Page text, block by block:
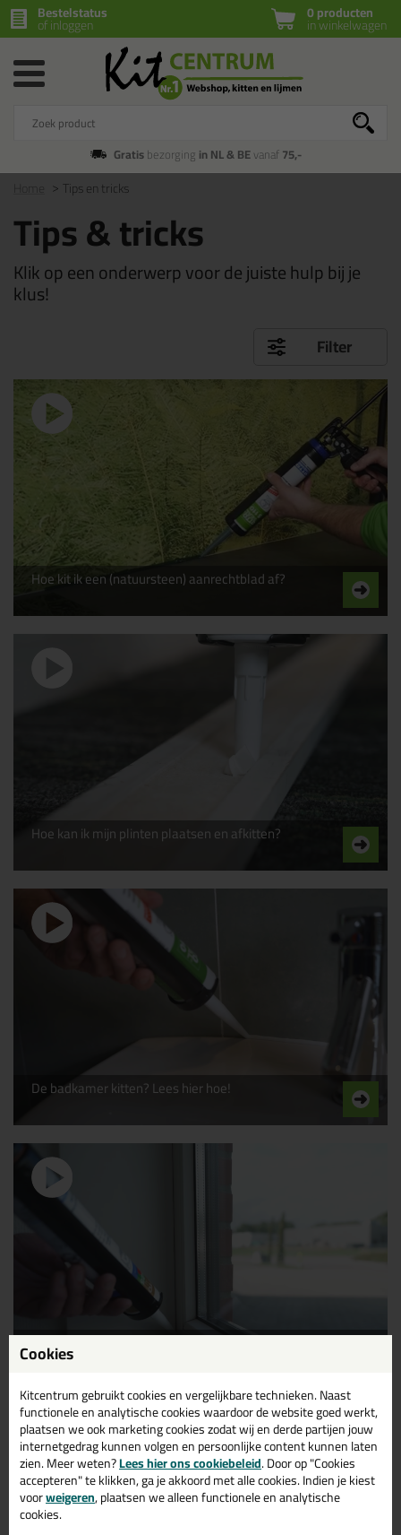
0 producten
in winkelwagen
Bestelstatus
of inloggen
Gratisbezorging in NL & BEvanaf75,-
Tips en tricks
Tips & tricks
Klik op een onderwerp voor de juiste hulp bij je
klus!
Filter
Hoe kit ik een (natuursteen) aanrechtblad af?
Hoe kan ik mijn plinten plaatsen en afkitten?
De badkamer kitten? Lees hier hoe!
Hoe kan je een (kunststof) binnenkozijn afkitten?
Cookies
Kitcentrum gebruikt cookies en vergelijkbare technieken. Naast
functionele en analytische cookies waardoor de website goed werkt,
plaatsen we ook marketing cookies zodat wij en derde partijen jouw
internetgedrag kunnen volgen en persoonlijke content kunnen laten
zien. Meer weten?Lees hier ons cookiebeleid. Door op "Cookies
accepteren" te klikken, ga je akkoord met alle cookies. Indien je kiest
voorweigeren, plaatsen we alleen functionele en analytische
cookies.